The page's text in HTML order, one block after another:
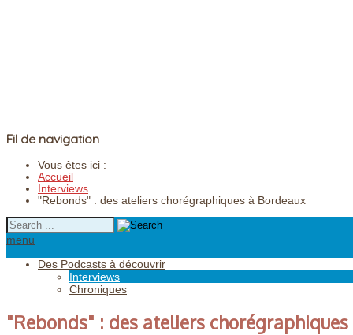
Fil de navigation
Vous êtes ici :
Accueil
Interviews
"Rebonds" : des ateliers chorégraphiques à Bordeaux
menu
Des Podcasts à découvrir
Interviews
Chroniques
"Rebonds" : des ateliers